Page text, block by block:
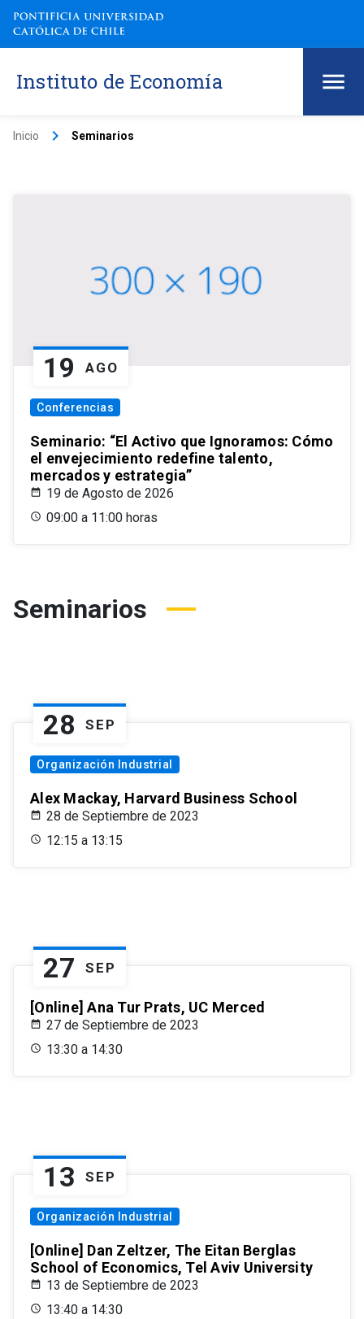
Instituto de Economía
Inicio keyboard_arrow_right Seminarios
19 AGO
Conferencias
Seminario: “El Activo que Ignoramos: Cómo
el envejecimiento redefine talento,
mercados y estrategia”
19 de Agosto de 2026
09:00 a 11:00 horas
Seminarios
28 SEP
Organización Industrial
Alex Mackay, Harvard Business School
28 de Septiembre de 2023
12:15 a 13:15
27 SEP
[Online] Ana Tur Prats, UC Merced
27 de Septiembre de 2023
13:30 a 14:30
13 SEP
Organización Industrial
[Online] Dan Zeltzer, The Eitan Berglas
School of Economics, Tel Aviv University
13 de Septiembre de 2023
13:40 a 14:30